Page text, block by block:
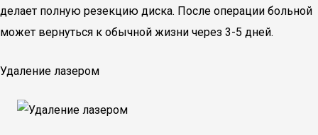
делает полную резекцию диска. После операции больной
может вернуться к обычной жизни через 3-5 дней.
Удаление лазером